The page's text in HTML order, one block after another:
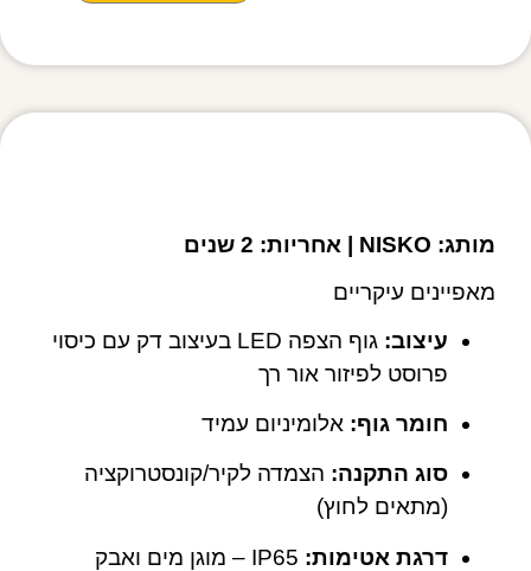
מותג: NISKO | אחריות: 2 שנים
מאפיינים עיקריים
עיצוב:
גוף הצפה LED בעיצוב דק עם כיסוי
פרוסט לפיזור אור רך
חומר גוף: אלומיניום עמיד
סוג התקנה: הצמדה לקיר/קונסטרוקציה
(מתאים לחוץ)
דרגת אטימות: